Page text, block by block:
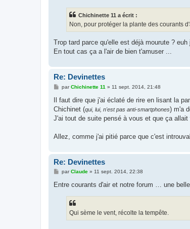
Chichinette 11 a écrit :
Non, pour protéger la plante des courants
Trop tard parce qu'elle est déjà mourute ?
En tout cas ça a l'air de bien t'amuser ...
Re: Devinettes
M
s
a
g
parChichinette 11 » 11 sept. 2014, 21:48
Il faut dire que j'ai éclaté de rire en lisant la
Chichinet (qui, lui, n'est pas anti-smartphones) m'a
J'ai tout de suite pensé à vous et que ça allait
Allez, comme j'ai pitié parce que c'est
Re: Devinettes
M
s
parClaude» 11 sept. 2014, 22:38
Entre courants d'air et notre forum … une
Qui sème le vent, récolte la tempête.